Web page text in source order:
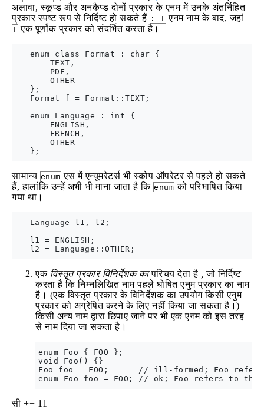
अलावा, स्कूप्ड और अनकैप्ड दोनों प्रकार के एनम में उनके अंतर्निहित
प्रकार स्पष्ट रूप से निर्दिष्ट हो सकते हैं : T एनम नाम के बाद, जहां
T एक पूर्णांक प्रकार को संदर्भित करता है।
   enum class Format : char {
       TEXT,
       PDF,
       OTHER
   };
   Format f = Format::TEXT;
   enum Language : int {
       ENGLISH,
       FRENCH,
       OTHER
सामान्य enum एस में एन्यूमरेटर्स भी स्कोप ऑपरेटर से पहले हो सकते
हैं, हालांकि उन्हें अभी भी माना जाता है कि enum को परिभाषित किया
गया था।
   Language l1, l2;
   l1 = ENGLISH;
एक विस्तृत प्रकार विनिर्देशक कापरिचय देता है
जो निर्दिष्ट
करता है कि निम्नलिखित नाम पहले घोषित एनुम प्रकार का नाम
है। (एक विस्तृत प्रकार के विनिर्देशक का उपयोग किसी एनुम
प्रकार को अग्रेषित करने के लिए नहीं किया जा सकता है।)
किसी अन्य नाम द्वारा छिपाए जाने पर भी एक एनम को इस तरह
से नाम दिया जा सकता है।
enum Foo { FOO };
void Foo() {}
Foo foo = FOO;      // ill-formed; Foo
सी ++ 11